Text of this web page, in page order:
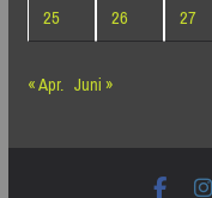
25
26 27
« Apr. Juni »